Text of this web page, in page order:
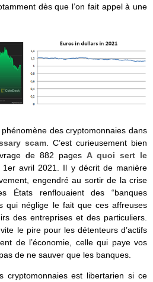
dès que l’on fait appel à une
des cryptomonnaies dans
scam . C’est curieusement bien
de 882 pages A quoi sert le
1er avril 2021. Il y décrit de manière
engendré au sortir de la crise
États renflouaient des “banques
qui néglige le fait que ces affreuses
des entreprises et des particuliers.
le pire pour les détenteurs d’actifs
de l’économie, celle qui paye vos
de ne sauver que les banques.
cryptomonnaies est libertarien si ce